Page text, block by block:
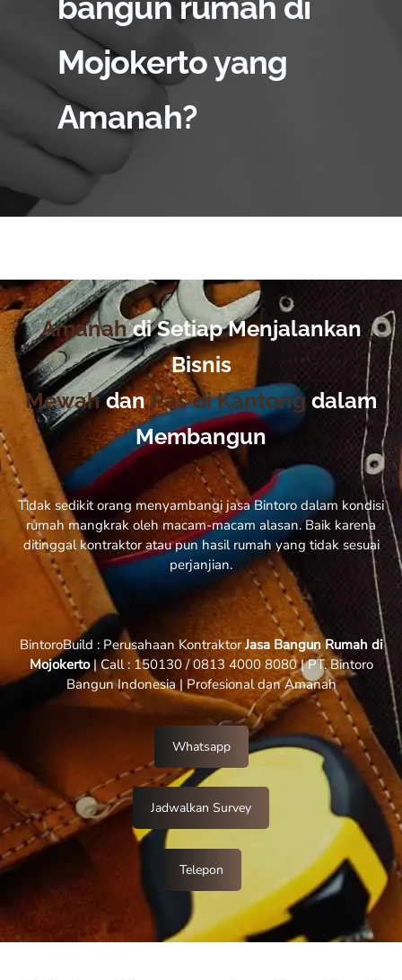
Mojokerto yang
Amanah?
Amanah di Setiap Menjalankan
Bisnis
Mewah dan Pas di Kantong dalam
Membangun
Tidak sedikit orang menyambangi jasa Bintoro dalam kondisi
rumah mangkrak oleh macam-macam alasan. Baik karena
ditinggal kontraktor atau pun hasil rumah yang tidak sesuai
perjanjian.
BintoroBuild : Perusahaan KontraktorJasa Bangun Rumah di
Mojokerto| Call : 150130 / 0813 4000 8080 | PT. Bintoro
Bangun Indonesia | Profesional dan Amanah
Whatsapp
Jadwalkan Survey
Telepon